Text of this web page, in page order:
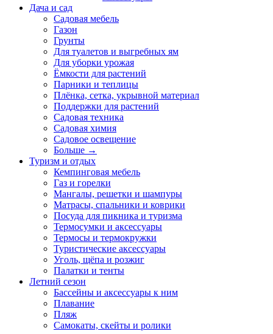
Дача и сад
Садовая мебель
Газон
Грунты
Для туалетов и выгребных ям
Для уборки урожая
Ёмкости для растений
Парники и теплицы
Плёнка, сетка, укрывной материал
Поддержки для растений
Садовая техника
Садовая химия
Садовое освещение
Больше →
Туризм и отдых
Кемпинговая мебель
Газ и горелки
Мангалы, решетки и шампуры
Матрасы, cпальники и коврики
Посуда для пикника и туризма
Термосумки и аксессуары
Термосы и термокружки
Туристические аксессуары
Уголь, щёпа и розжиг
Палатки и тенты
Летний сезон
Бассейны и аксессуары к ним
Плавание
Пляж
Самокаты, скейты и ролики